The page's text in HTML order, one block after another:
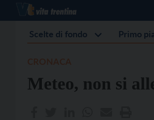
Scelte di fondo Primo
Meteo, non si